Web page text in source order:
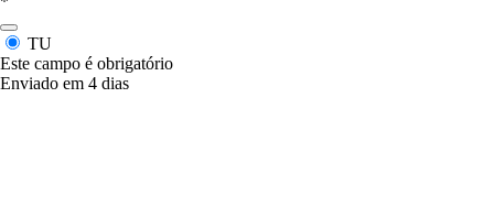
TU
Este campo é obrigatório
Enviado em 4 dias